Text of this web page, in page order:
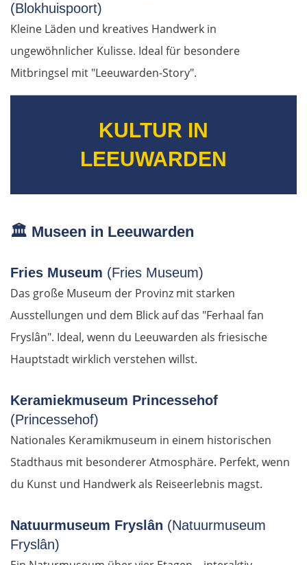
(Blokhuispoort)
Kleine Läden und kreatives Handwerk in
ungewöhnlicher Kulisse. Ideal für besondere
Mitbringsel mit "Leeuwarden-Story".
KULTUR IN
LEEUWARDEN
🏛️ Museen in Leeuwarden
Fries Museum (Fries Museum)
Das große Museum der Provinz mit starken
Ausstellungen und dem Blick auf das "Ferhaal fan
Fryslân". Ideal, wenn du Leeuwarden als friesische
Hauptstadt wirklich verstehen willst.
Keramiekmuseum Princessehof
(Princessehof)
Nationales Keramikmuseum in einem historischen
Stadthaus mit besonderer Atmosphäre. Perfekt, wenn
du Kunst und Handwerk als Reiseerlebnis magst.
Natuurmuseum Fryslân (Natuurmuseum
Fryslân)
Salacgrīva
Jelgava
Vilnius
Alytus
Polen
Suwałki
Ełk
Łomża
Warschau